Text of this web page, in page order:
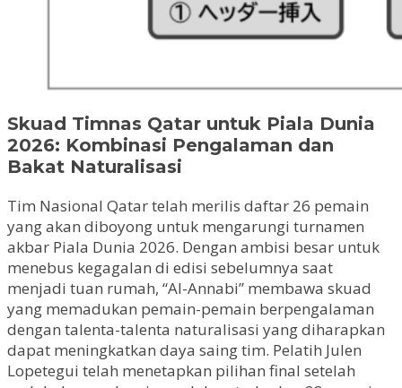
Skuad Timnas Qatar untuk Piala Dunia
2026: Kombinasi Pengalaman dan
Bakat Naturalisasi
Tim Nasional Qatar telah merilis daftar 26 pemain
yang akan diboyong untuk mengarungi turnamen
akbar Piala Dunia 2026. Dengan ambisi besar untuk
menebus kegagalan di edisi sebelumnya saat
menjadi tuan rumah, “Al-Annabi” membawa skuad
yang memadukan pemain-pemain berpengalaman
dengan talenta-talenta naturalisasi yang diharapkan
dapat meningkatkan daya saing tim. Pelatih Julen
Lopetegui telah menetapkan pilihan final setelah